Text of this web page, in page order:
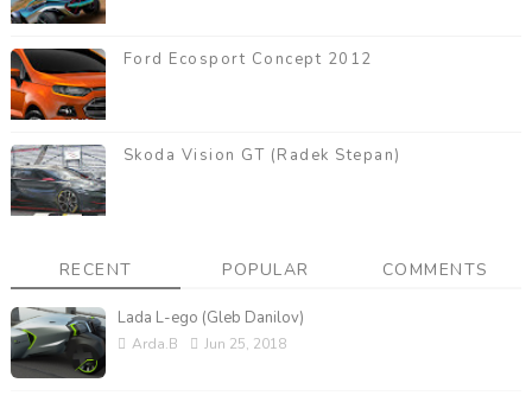
Ford Ecosport Concept 2012
Skoda Vision GT (Radek Stepan)
RECENT POPULAR COMMENTS
Lada L-ego (Gleb Danilov)
Arda.B Jun 25, 2018